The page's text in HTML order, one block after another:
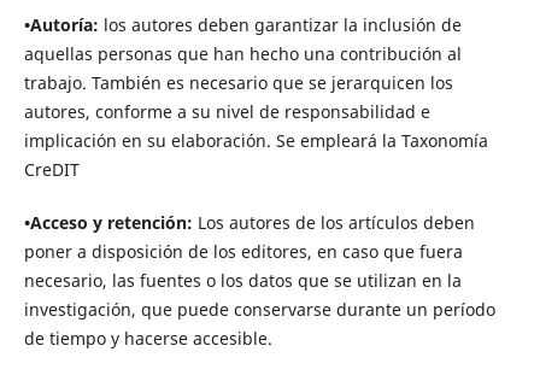
•Autoría: los autores deben garantizar la inclusión de
aquellas personas que han hecho una contribución al
trabajo. También es necesario que se jerarquicen los
autores, conforme a su nivel de responsabilidad e
implicación en su elaboración. Se empleará la Taxonomía
CreDIT
•Acceso y retención: Los autores de los artículos deben
poner a disposición de los editores, en caso que fuera
necesario, las fuentes o los datos que se utilizan en la
investigación, que puede conservarse durante un período
de tiempo y hacerse accesible.